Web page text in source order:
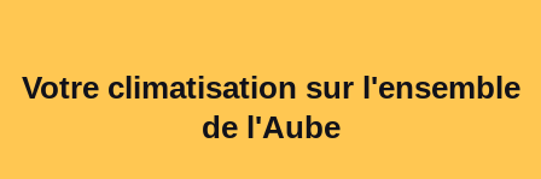
Votre climatisation sur l'ensemble
de l'Aube